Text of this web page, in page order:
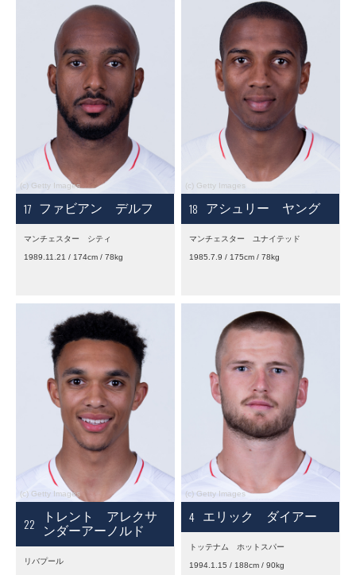
17 ファビアン デルフ
マンチェスター シティ
1989.11.21 / 174cm / 78kg
18 アシュリー ヤング
マンチェスター ユナイテッド
1985.7.9 / 175cm / 78kg
22
トレント アレクサ
ンダーアーノルド
リバプール
4 エリック ダイアー
トッテナム ホットスパー
1994.1.15 / 188cm / 90kg